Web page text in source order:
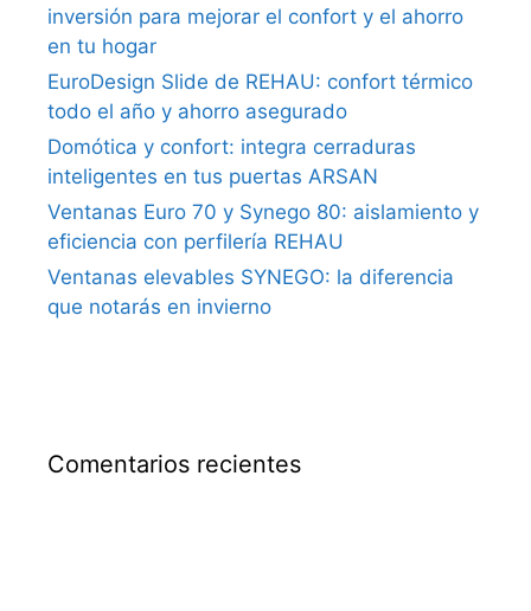
inversión para mejorar el confort y el ahorro
en tu hogar
EuroDesign Slide de REHAU: confort térmico
todo el año y ahorro asegurado
Domótica y confort: integra cerraduras
inteligentes en tus puertas ARSAN
Ventanas Euro 70 y Synego 80: aislamiento y
eficiencia con perfilería REHAU
Ventanas elevables SYNEGO: la diferencia
que notarás en invierno
Comentarios recientes